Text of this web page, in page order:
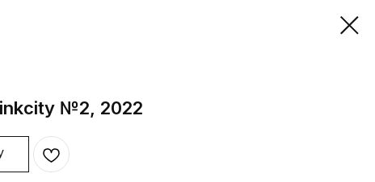
№2, 2022